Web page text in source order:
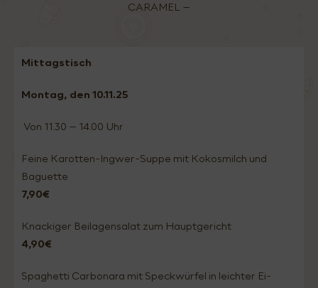
CARAMEL –
Mittagstisch
Montag, den 10.11.25
Von 11.30 – 14.00 Uhr
Feine Karotten-Ingwer-Suppe mit Kokosmilch und
Baguette
7,90€
Knackiger Beilagensalat zum Hauptgericht
4,90€
Spaghetti Carbonara mit Speckwürfel in leichter Ei-